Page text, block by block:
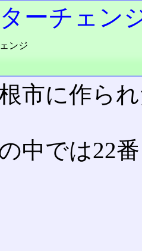
ーチェン
ンジ
市に作ら
中では22